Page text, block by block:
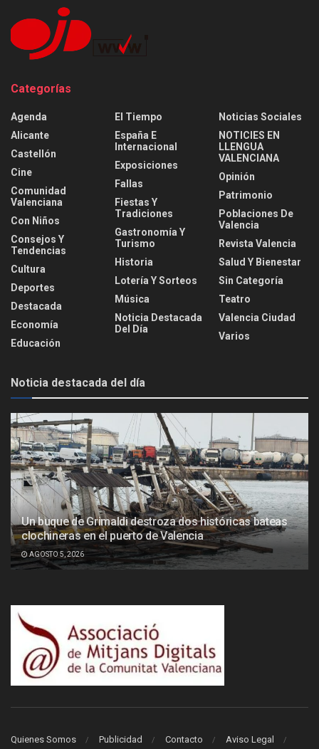
Categorías
Agenda
Alicante
Castellón
Cine
Comunidad
Valenciana
Con Niños
Consejos Y
Tendencias
Cultura
Deportes
Destacada
Economía
Educación
El Tiempo
España E
Internacional
Exposiciones
Fallas
Fiestas Y
Tradiciones
Gastronomía Y
Turismo
Historia
Lotería Y Sorteos
Música
Noticia Destacada
Del Día
Noticias Sociales
NOTICIES EN
LLENGUA
VALENCIANA
Opinión
Patrimonio
Poblaciones De
Valencia
Revista Valencia
Salud Y Bienestar
Sin Categoría
Teatro
Valencia Ciudad
Varios
Noticia destacada del día
Un buque de Grimaldi destroza dos históricas bateas
clochineras en el puerto de Valencia
AGOSTO 5, 2026
Quienes Somos Publicidad Contacto Aviso Legal